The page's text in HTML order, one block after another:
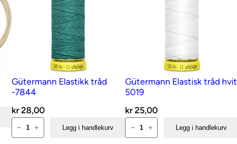
Gütermann Elastikk tråd
-7844
kr28,00
Gütermann
Elastikk
− + Legg i handlekurv
Gütermann Elastisk tråd hvit
5019
kr25,00
Gütermann
Elastisk
− + Legg i handlekurv